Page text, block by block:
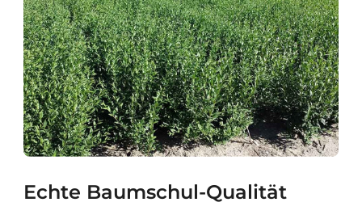
Echte Baumschul-Qualität